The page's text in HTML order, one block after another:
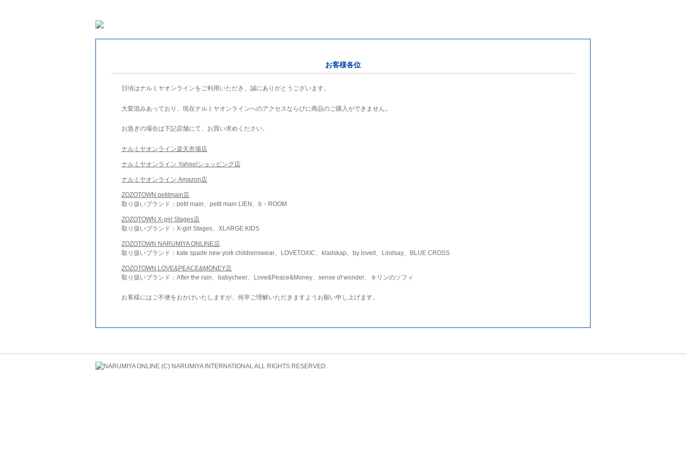
お客様各位
日頃はナルミヤオンラインをご利用いただき、誠にありがとうございます。
大変混みあっており、現在ナルミヤオンラインへのアクセスならびに商品のご購入ができません。
お急ぎの場合は下記店舗にて、お買い求めください。
ナルミヤオンライン楽天市場店
ナルミヤオンライン Yahoo!ショッピング店
ナルミヤオンライン Amazon店
ZOZOTOWN petitmain店
取り扱いブランド：petit main、petit main LIEN、b・ROOM
ZOZOTOWN X-girl Stages店
取り扱いブランド：X-girl Stages、XLARGE KIDS
ZOZOTOWN NARUMIYA ONLINE店
取り扱いブランド：kate spade new york childrenswear、LOVETOXIC、kladskap、by loveit、Lindsay、BLUE CROSS
ZOZOTOWN LOVE&PEACE&MONEY店
取り扱いブランド：After the rain、babycheer、Love&Peace&Money、sense of wonder、キリンのソフィ
お客様にはご不便をおかけいたしますが、何卒ご理解いただきますようお願い申し上げます。